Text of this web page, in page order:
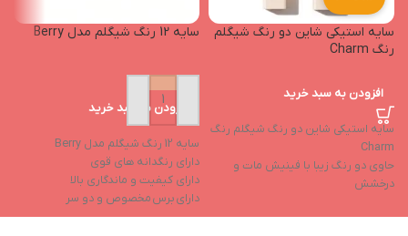
سایه استیکی شاین دو رنگ شیگلم
رنگ Charm
افزودن به سبد خرید
سایه استیکی شاین دو رنگ شیگلم رنگ
Charm
حاوی دو رنگ زیبا با فینیش مات و
درخشش
پیگمنت و ماندگاری بالا و ضد لک
سایه 12 رنگ شیگلم مدل Berry
افزودن به سبد خرید
سایه 12 رنگ شیگلم مدل Berry
دارای رنگدانه های قوی
دارای کیفیت و ماندگاری بالا
دارای برس مخصوص و دو سر
مناسب برای آرایش روز و شب